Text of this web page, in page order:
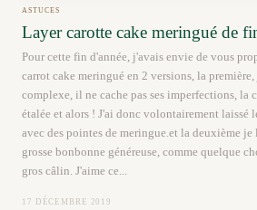
ASTUCES
Layer carotte cake meringué de
Pour cette fin d'année, j'avais envie de vous
carrot cake meringué en 2 versions, la
complexe, il ne cache pas ses imperfections, la
étalée et alors ! J'ai donc volontairement laissé
avec des pointes de meringue.et la deuxième
grosse bonbonne généreuse, comme quelque
gros câlin. J'aime ce...
17 DÉCEMBRE 2019